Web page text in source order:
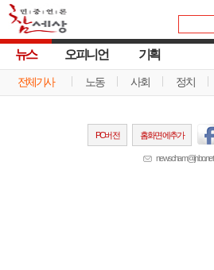
뉴스
전체기사 노동 사회 정치
오피니언 기획
PC버전 홈화면에추가
newscham@jinbo.net